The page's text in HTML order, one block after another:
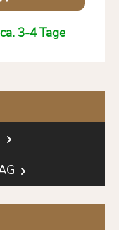
3-4 Tage